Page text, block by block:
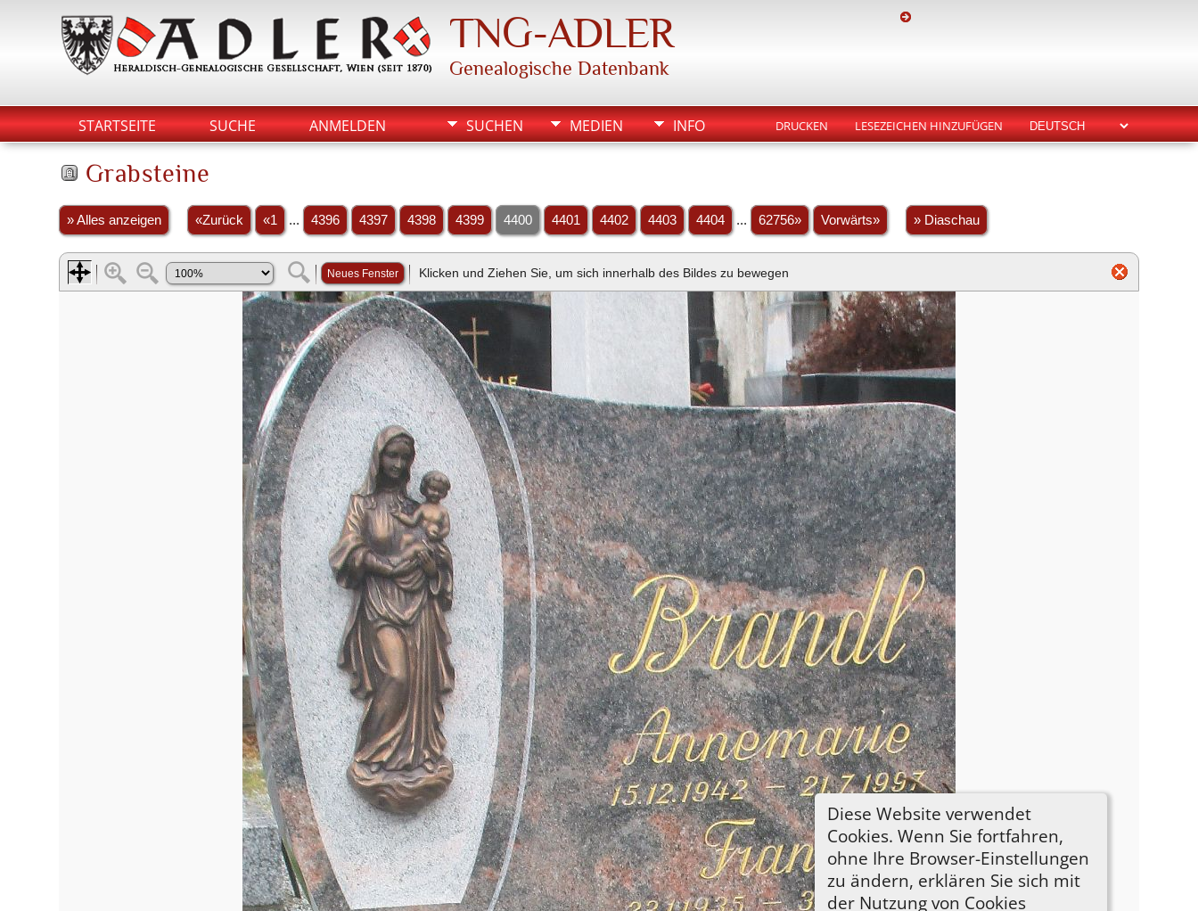
TNG-ADLER
Genealogische Datenbank
STARTSEITE SUCHE ANMELDEN SUCHEN MEDIEN INFO DRUCKEN LESEZEICHEN HINZUFÜGEN
Grabsteine
» Alles anzeigen «Zurück «1 ... 4396 4397 4398 4399 4400 4401 4402 4403 4404 ... 62756» Vorwärts» » Diaschau